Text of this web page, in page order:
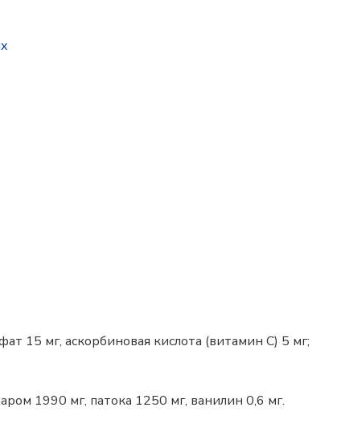
15 мг, аскорбиновая кислота (витамин С) 5 мг;
1990 мг, патока 1250 мг, ванилин 0,6 мг.